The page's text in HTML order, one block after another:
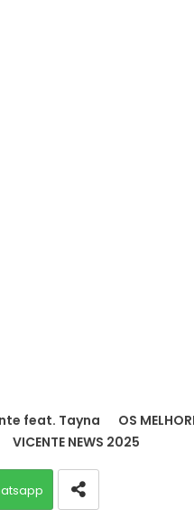
feat. Tayna
OS
VICENTE NEWS 2025